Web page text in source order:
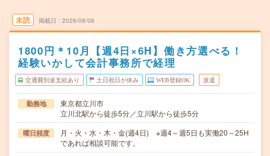
未読 掲載日 2026/08/06
1800円＊10月【週4日×6H】働き方選べる！
経験いかして会計事務所で経理
交通費別途支給あり 土日祝日が休み WEB登録OK 派遣
勤務地
東京都立川市
立川北駅から徒歩5分／立川駅から徒歩5分
曜日頻度
月・火・水・木・金(週4日) ※週4～週5日も実働20～25H
であれば相談可能です。